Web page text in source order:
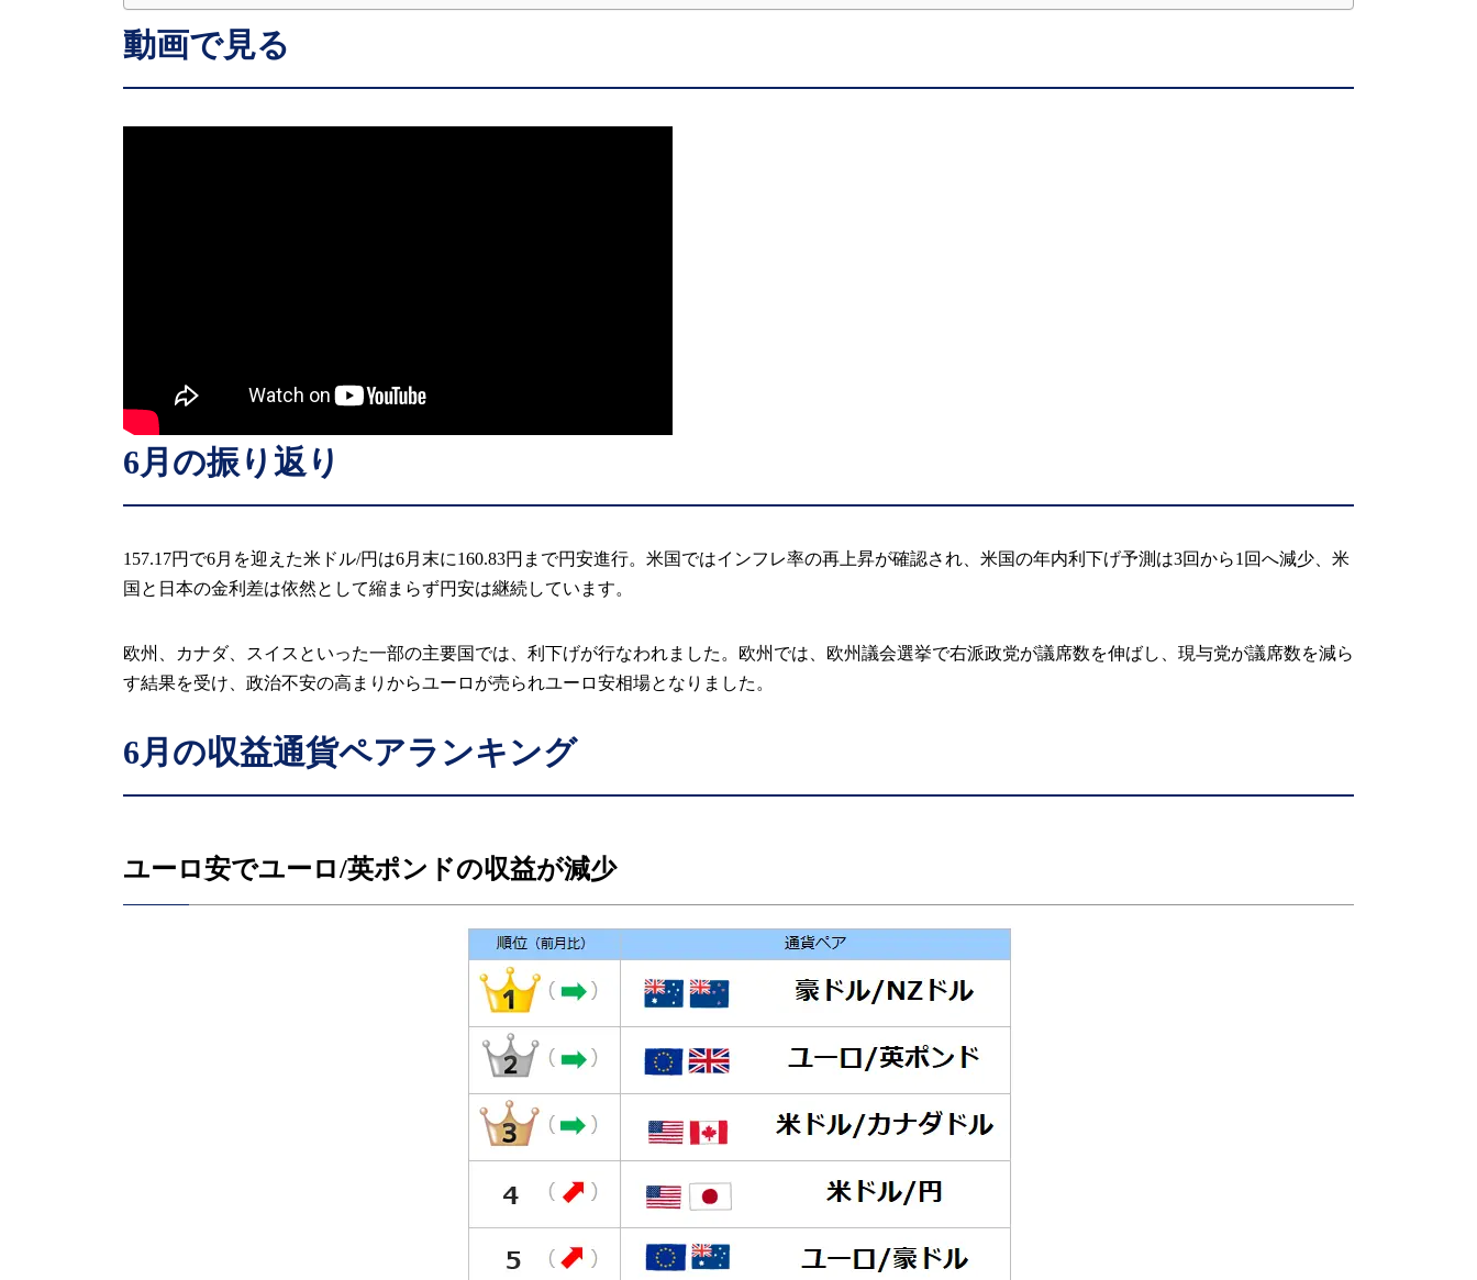
動画で見る
6月の振り返り
157.17円で6月を迎えた米ドル/円は6月末に160.83円まで円安進行。米国ではインフレ率の再上昇が確認され、米国の年内利下げ予測は3回から1回へ減少、米
国と日本の金利差は依然として縮まらず円安は継続しています。
欧州、カナダ、スイスといった一部の主要国では、利下げが行なわれました。欧州では、欧州議会選挙で右派政党が議席数を伸ばし、現与党が議席数を減ら
す結果を受け、政治不安の高まりからユーロが売られユーロ安相場となりました。
6月の収益通貨ペアランキング
ユーロ安でユーロ/英ポンドの収益が減少